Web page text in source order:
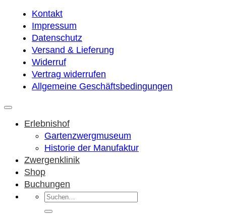
Kontakt
Impressum
Datenschutz
Versand & Lieferung
Widerruf
Vertrag widerrufen
Allgemeine Geschäftsbedingungen
Erlebnishof
Gartenzwergmuseum
Historie der Manufaktur
Zwergenklinik
Shop
Buchungen
Suchen
nach: